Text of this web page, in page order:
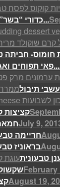
כדורי “בשר” סויה ברוטב לימוני...
פאי תפוחים ואגסים מתוק וקינמוני...
קציצות
July 9,
חריימה
בראוניז
טבעונית
February
August 19,